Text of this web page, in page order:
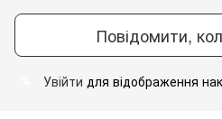
Повідомити,
Увійти для відображення